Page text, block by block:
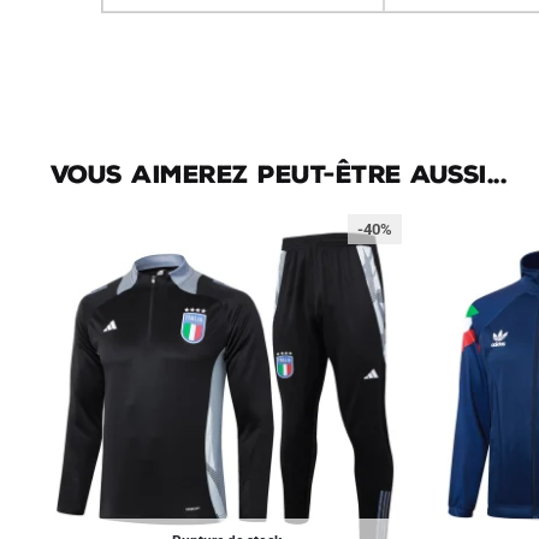
Vous aimerez peut-être aussi...
-40%